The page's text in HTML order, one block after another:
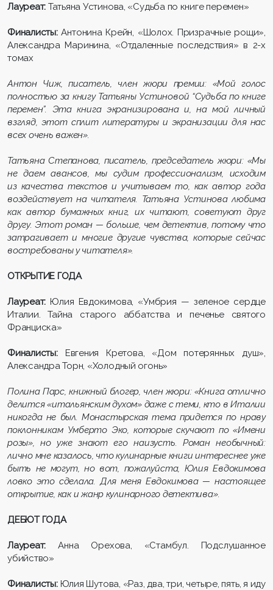
Лауреат: Татьяна Устинова, «Судьба по книге перемен»
Финалисты:Антонина Крейн, «Шолох. Призрачные рощи»,
Александра Маринина, «Отдаленные последствия» в 2-х
томах
Антон Чиж, писатель, член жюри премии: «Мой голос
полностью за книгу Татьяны Устиновой “Судьба по книге
перемен”. Эта книга экранизирована и, на мой личный
взгляд, этот сплит литературы и экранизации для нас
всех очень важен».
Татьяна Степанова, писатель, председатель жюри: «Мы
не даем авансов, мы судим профессионализм, исходим
из качества текстов и учитываем то, как автор года
воздействует на читателя. Татьяна Устинова любима
как автор бумажных книг, их читают, советуют друг
другу. Этот роман — больше, чем детектив, потому что
затрагивает и многие другие чувства, которые сейчас
востребованы у читателя».
ОТКРЫТИЕ ГОДА
Лауреат: Юлия Евдокимова, «Умбрия — зеленое сердце
Италии. Тайна старого аббатства и печенье святого
Франциска»
Финалисты:Евгения Кретова, «Дом потерянных душ»,
Александра Торн, «Холодный огонь»
Полина Парс, книжный блогер, член жюри: «Книга отлично
делится «итальянским духом» даже с теми, кто в Италии
никогда не был. Монастырская тема придется по нраву
поклонникам Умберто Эко, которые скучают по «Имени
розы», но уже знают его наизусть. Роман необычный:
лично мне казалось, что кулинарные книги интереснее уже
быть не могут, но вот, пожалуйста, Юлия Евдокимова
ловко это сделала. Для меня Евдокимова — настоящее
открытие, как и жанр кулинарного детектива».
ДЕБЮТ ГОДА
Лауреат:Анна Орехова, «Стамбул. Подслушанное
убийство»
Финалисты:Юлия Шутова, «Раз, два, три, четыре, пять, я иду